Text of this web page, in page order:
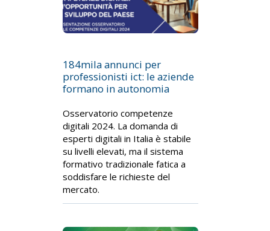
184mila annunci per
professionisti ict: le aziende
formano in autonomia
Osservatorio competenze
digitali 2024. La domanda di
esperti digitali in Italia è stabile
su livelli elevati, ma il sistema
formativo tradizionale fatica a
soddisfare le richieste del
mercato.